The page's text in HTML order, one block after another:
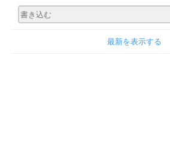
最新を表示する